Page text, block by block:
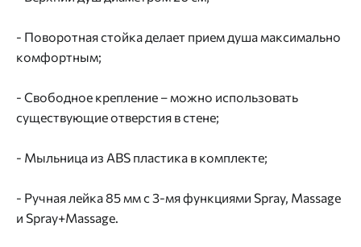
- Поворотная стойка делает прием душа максимально
комфортным;
- Свободное крепление – можно использовать
существующие отверстия в стене;
- Мыльница из ABS пластика в комплекте;
- Ручная лейка 85 мм с 3-мя функциями Spray, Massage
и Spray+Massage.